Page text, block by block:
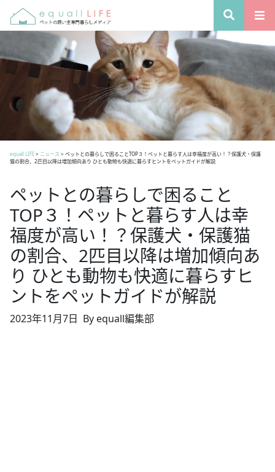
equall LIFE> ニュース > ペットとの暮らしで困ることTOP３！ペットと暮らす人は幸福度が高い！？保護犬・保護
猫の割合、2匹目以降は増加傾向あり ひとも動物も快適に暮らすヒントをペットガイドが解説
ペットとの暮らしで困ること
TOP３！ペットと暮らす人は幸
福度が高い！？保護犬・保護猫
の割合、2匹目以降は増加傾向あ
り ひとも動物も快適に暮らすヒ
ントをペットガイドが解説
2023年11月7日 By equall編集部